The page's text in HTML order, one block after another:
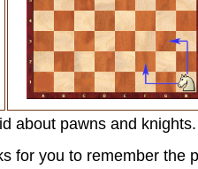
about pawns and knights.
for you to remember the